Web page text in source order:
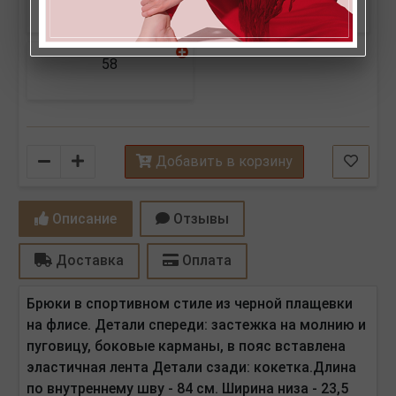
58
Количество Добавить в корзину
Описание Отзывы
Доставка Оплата
Брюки в спортивном стиле из черной плащевки
на флисе. Детали спереди: застежка на молнию и
пуговицу, боковые карманы, в пояс вставлена
эластичная лента Детали сзади: кокетка.Длина
по внутреннему шву - 84 см. Ширина низа - 23,5